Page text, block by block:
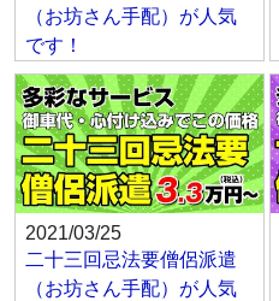
（お坊さん手配）が人気
です！
2021/03/25
二十三回忌法要僧侶派遣
（お坊さん手配）が人気